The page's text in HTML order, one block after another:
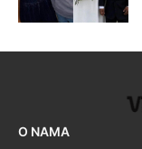
O NAMA